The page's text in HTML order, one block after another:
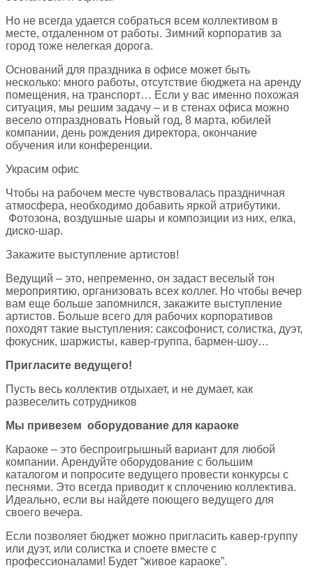
Но не всегда удается собраться всем коллективом в
месте, отдаленном от работы. Зимний корпоратив за
город тоже нелегкая дорога.
Оснований для праздника в офисе может быть
несколько: много работы, отсутствие бюджета на аренду
помещения, на транспорт… Если у вас именно похожая
ситуация, мы решим задачу – и в стенах офиса можно
весело отпраздновать Новый год, 8 марта, юбилей
компании, день рождения директора, окончание
обучения или конференции.
Украсим офис
Чтобы на рабочем месте чувствовалась праздничная
атмосфера, необходимо добавить яркой атрибутики.
Фотозона, воздушные шары и композиции из них, елка,
диско-шар.
Закажите выступление артистов!
Ведущий – это, непременно, он задаст веселый тон
мероприятию, организовать всех коллег. Но чтобы вечер
вам еще больше запомнился, закажите выступление
артистов. Больше всего для рабочих корпоративов
походят такие выступления: саксофонист, солистка, дуэт,
фокусник, шаржисты, кавер-группа, бармен-шоу…
Пригласите ведущего!
Пусть весь коллектив отдыхает, и не думает, как
развеселить сотрудников
Мы привезем оборудование для караоке
Караоке – это беспроигрышный вариант для любой
компании. Арендуйте оборудование с большим
каталогом и попросите ведущего провести конкурсы с
песнями. Это всегда приводит к сплочению коллектива.
Идеально, если вы найдете поющего ведущего для
своего вечера.
Если позволяет бюджет можно пригласить кавер-группу
или дуэт, или солистка и споете вместе с
профессионалами! Будет “живое караоке”.